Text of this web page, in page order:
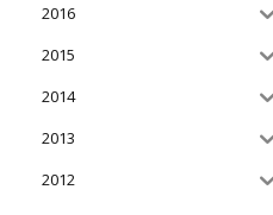
2016
2015
2014
2013
2012